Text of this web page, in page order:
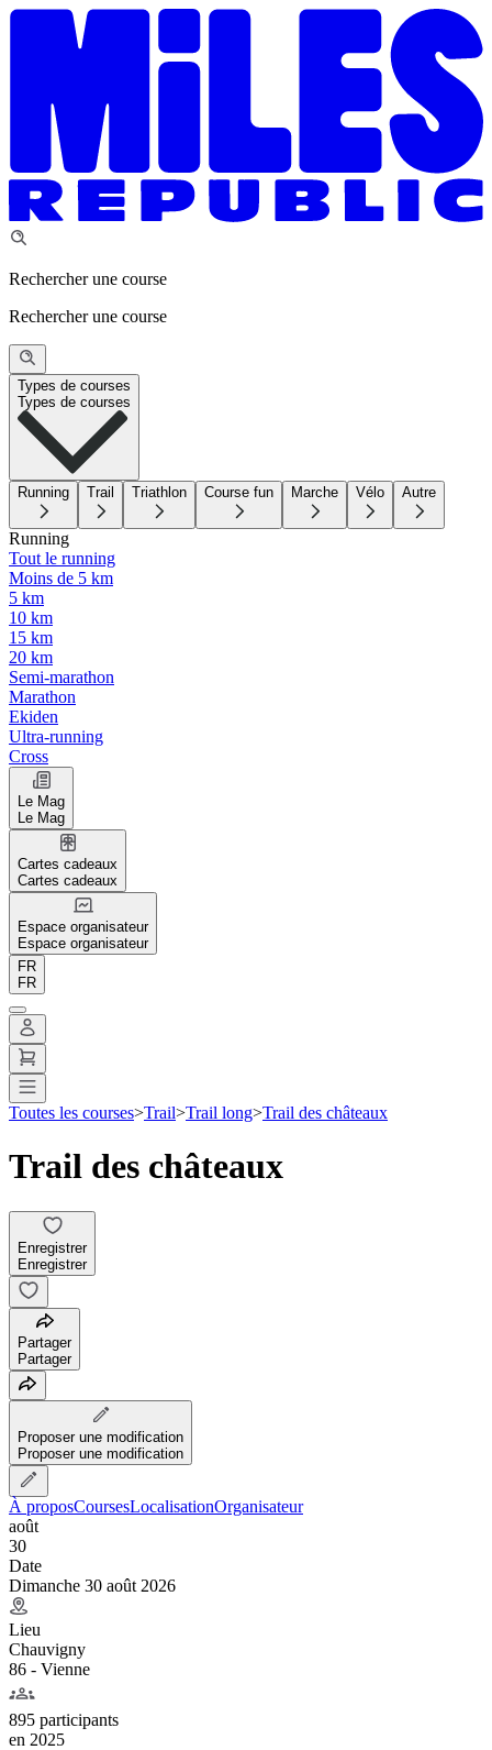
Rechercher une course
Rechercher une course
Types de courses
Types de courses
Running Trail Triathlon Course fun Marche Vélo Autre
Running
Tout le running
Moins de 5 km
5 km
10 km
15 km
20 km
Semi-marathon
Marathon
Ekiden
Ultra-running
Cross
Le Mag
Le Mag
Cartes cadeaux
Cartes cadeaux
Espace organisateur
Espace organisateur
FR
FR
Toutes les courses>Trail>Trail long>Trail des châteaux
Trail des châteaux
Enregistrer
Enregistrer
Partager
Partager
Proposer une modification
Proposer une modification
À proposCoursesLocalisationOrganisateur
août
30
Date
Dimanche 30 août 2026
Lieu
Chauvigny
86 - Vienne
895 participants
en 2025